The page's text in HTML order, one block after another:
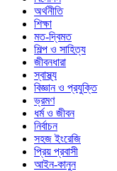
অর্থনীতি
শিক্ষা
মত-দ্বিমত
শিল্প ও সাহিত্য
জীবনধারা
স্বাস্থ্য
বিজ্ঞান ও প্রযুক্তি
ভ্রমণ
ধর্ম ও জীবন
নির্বাচন
সহজ ইংরেজি
প্রিয় প্রবাসী
আইন-কানুন